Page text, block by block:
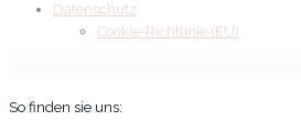
Datenschutz
Cookie-Richtlinie (EU)
So finden sie uns: